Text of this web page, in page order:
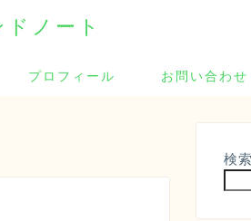
ノート
プロフィール お問い合わせ
検索